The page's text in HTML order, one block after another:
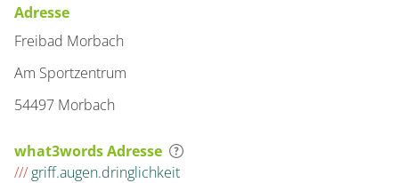
Adresse
Freibad Morbach
Am Sportzentrum
54497 Morbach
what3words Adresse
/// griff.augen.dringlichkeit